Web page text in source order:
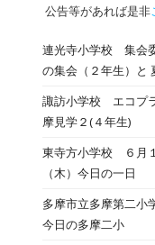
公告等があれば是非
連光寺小学校 集会
の集会（２年生）と
諏訪小学校 エコプ
摩見学２(４年生)
東寺方小学校 ６月
（木）今日の一日
多摩市立多摩第二小
今日の多摩二小